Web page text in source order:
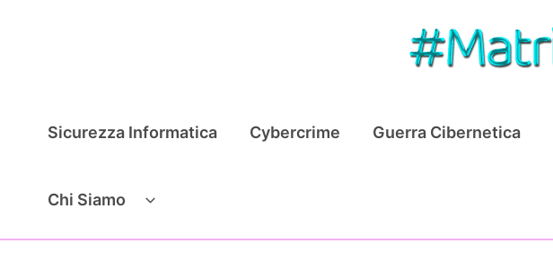
Sicurezza Informatica Cybercrime Guerra Cibernetica
Chi Siamo